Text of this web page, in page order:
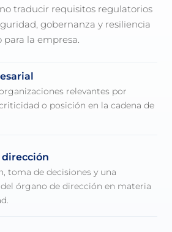
traducir requisitos regulatorios
gobernanza y resiliencia
la empresa.
relevantes por
o posición en la cadena de
dirección
toma de decisiones y una
órgano de dirección en materia